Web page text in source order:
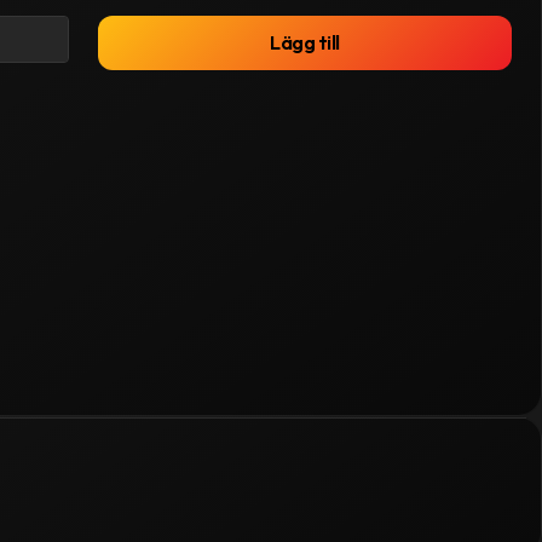
Lägg till